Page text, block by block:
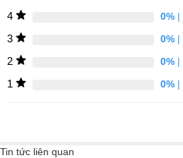
Công Nghệ Như Một Đầu
4 0%|
3 0%|
2 0%|
1 0%|
Tin tức liên quan